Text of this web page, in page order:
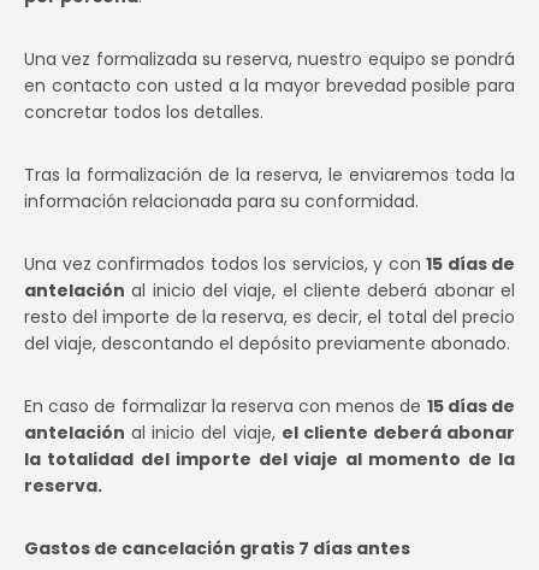
Una vez formalizada su reserva, nuestro equipo se pondrá
en contacto con usted a la mayor brevedad posible para
concretar todos los detalles.
Tras la formalización de la reserva, le enviaremos toda la
información relacionada para su conformidad.
Una vez confirmados todos los servicios, y con 15 días de
antelación al inicio del viaje, el cliente deberá abonar el
resto del importe de la reserva, es decir, el total del precio
del viaje, descontando el depósito previamente abonado.
En caso de formalizar la reserva con menos de 15 días de
antelación al inicio del viaje, el cliente deberá abonar
la totalidad del importe del viaje al momento de la
reserva.
Gastos de cancelación gratis 7 días antes